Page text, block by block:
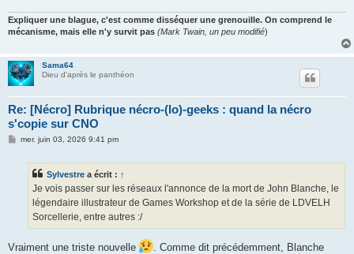
Expliquer une blague, c'est comme disséquer une grenouille. On comprend le
mécanisme, mais elle n'y survit pas (Mark Twain, un peu modifié)
Sama64
Dieu d'après le panthéon
Re: [Nécro] Rubrique nécro-(lo)-geeks : quand la nécro
s'copie sur CNO
Mmer. juin 03, 2026 9:41 pm
Sylvestre a écrit : ↑
Je vois passer sur les réseaux l'annonce de la mort de John Blanche, le
légendaire illustrateur de Games Workshop et de la série de LDVELH
Sorcellerie, entre autres :/
Vraiment une triste nouvelle
. Comme dit précédemment, Blanche